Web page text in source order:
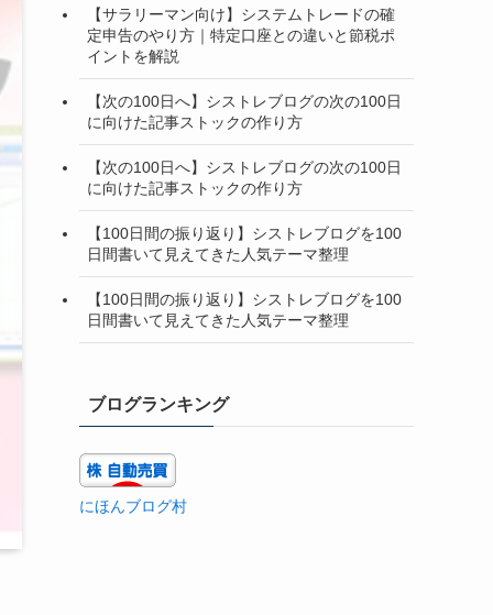
【サラリーマン向け】システムトレードの確
定申告のやり方｜特定口座との違いと節税ポ
イントを解説
【次の100日へ】シストレブログの次の100日
に向けた記事ストックの作り方
【次の100日へ】シストレブログの次の100日
に向けた記事ストックの作り方
【100日間の振り返り】シストレブログを100
日間書いて見えてきた人気テーマ整理
【100日間の振り返り】シストレブログを100
日間書いて見えてきた人気テーマ整理
ブログランキング
にほんブログ村